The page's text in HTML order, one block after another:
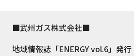
■武州ガス株式会社■
地域情報誌「ENERGY vol.6」発行